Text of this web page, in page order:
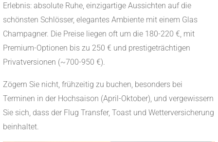
Erlebnis: absolute Ruhe, einzigartige Aussichten auf die
schönsten Schlösser, elegantes Ambiente mit einem Glas
Champagner. Die Preise liegen oft um die 180-220 €, mit
Premium-Optionen bis zu 250 € und prestigeträchtigen
Privatversionen (~700-950 €).
Zögern Sie nicht, frühzeitig zu buchen, besonders bei
Terminen in der Hochsaison (April-Oktober), und vergewissern
Sie sich, dass der Flug Transfer, Toast und Wetterversicherung
beinhaltet.